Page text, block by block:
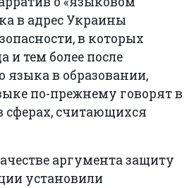
в адрес Украины
в которых
и тем более после
языка в образовании,
по-прежнему говорят в
сферах, считающихся
аргумента защиту
установили